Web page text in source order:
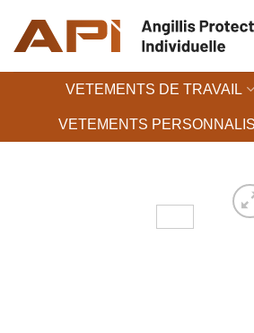
contenu
VETEMENTS DE TRAVAIL
VETEMENTS